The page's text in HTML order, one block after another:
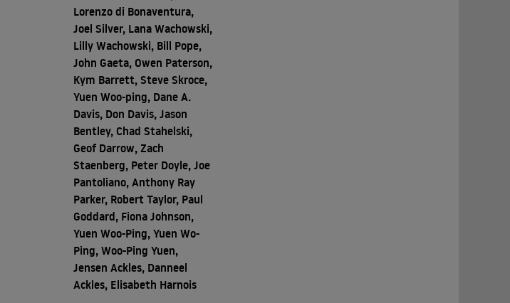
Lorenzo di Bonaventura,
Joel Silver, Lana Wachowski,
Lilly Wachowski, Bill Pope,
John Gaeta, Owen Paterson,
Kym Barrett, Steve Skroce,
Yuen Woo-ping, Dane A.
Davis, Don Davis, Jason
Bentley, Chad Stahelski,
Geof Darrow, Zach
Staenberg, Peter Doyle, Joe
Pantoliano, Anthony Ray
Parker, Robert Taylor, Paul
Goddard, Fiona Johnson,
Yuen Woo-Ping, Yuen Wo-
Ping, Woo-Ping Yuen,
Jensen Ackles, Danneel
Ackles, Elisabeth Harnois